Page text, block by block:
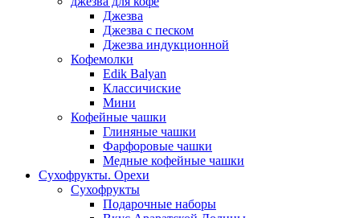
Джезва
Джезва с песком
Джезва индукционной
Кофемолки
Edik Balyan
Классичиские
Мини
Кофейные чашки
Глиняные чашки
Фарфоровые чашки
Медные кофейные чашки
Сухофрукты. Орехи
Сухофрукты
Подарочные наборы